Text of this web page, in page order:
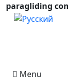
paragliding
Select your
Menu